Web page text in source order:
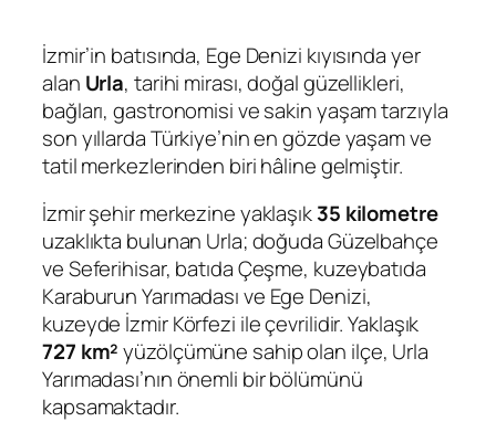
İzmir’in batısında, Ege Denizi kıyısında yer
alan Urla, tarihi mirası, doğal güzellikleri,
bağları, gastronomisi ve sakin yaşam tarzıyla
son yıllarda Türkiye’nin en gözde yaşam ve
tatil merkezlerinden biri hâline gelmiştir.
İzmir şehir merkezine yaklaşık35 kilometre
uzaklıkta bulunan Urla; doğuda Güzelbahçe
ve Seferihisar, batıda Çeşme, kuzeybatıda
Karaburun Yarımadası ve Ege Denizi,
kuzeyde İzmir Körfezi ile çevrilidir. Yaklaşık
727 km²yüzölçümüne sahip olan ilçe, Urla
Yarımadası’nın önemli bir bölümünü
kapsamaktadır.